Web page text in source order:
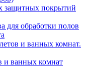
защитных покрытий
для обработки полов
и ванных комнат.
и ванных комнат